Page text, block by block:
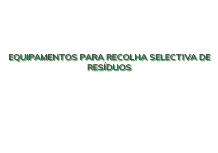
EQUIPAMENTOS PARA RECOLHA SELECTIVA DE
RESÍDUOS